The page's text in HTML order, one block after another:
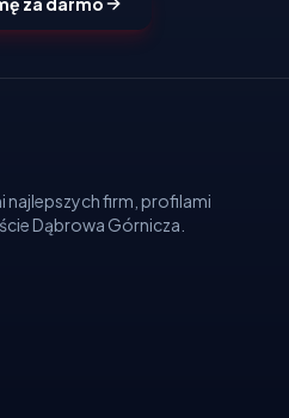
najlepszych firm, profilami
Dąbrowa Górnicza.